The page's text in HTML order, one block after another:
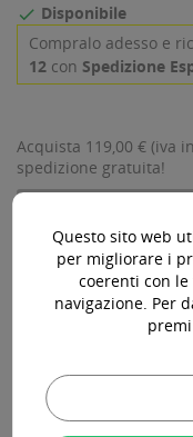
 Disponibile
Compralo adesso e
12 con Spedizione
Acquista 119,00 € (iva
spedizione gratuita!
Paga
Questo sito web
per migliorare i
coerenti con
navigazione. Per